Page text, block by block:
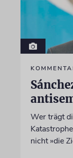
Wer trägt
nicht »die